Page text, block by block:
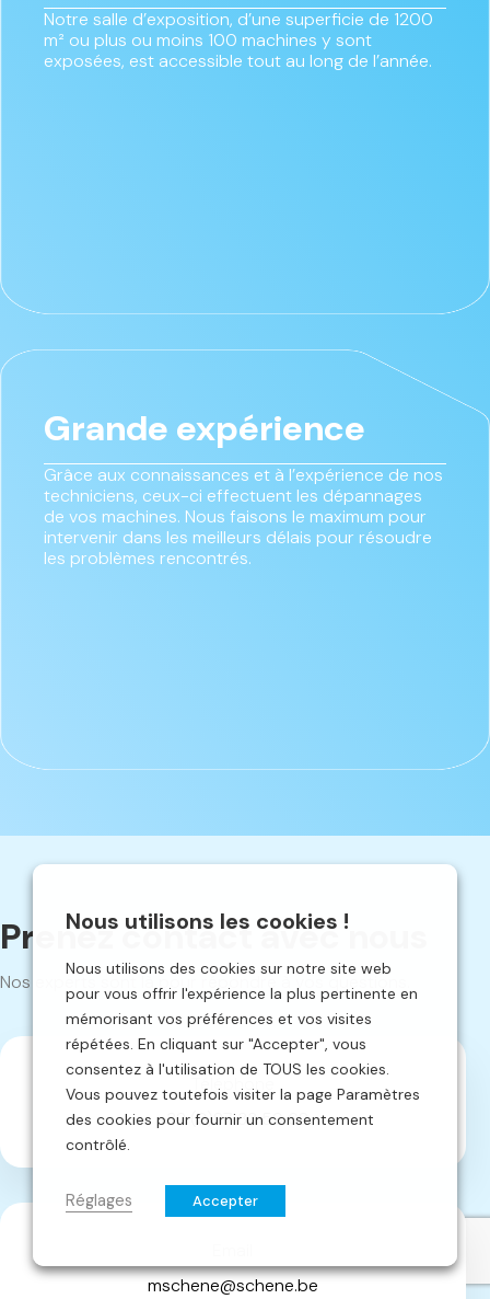
Notre salle d’exposition, d’une superficie de 1200
m² ou plus ou moins 100 machines y sont
exposées, est accessible tout au long de l’année.
Grande expérience
Grâce aux connaissances et à l’expérience de nos
techniciens, ceux-ci effectuent les dépannages
de vos machines. Nous faisons le maximum pour
intervenir dans les meilleurs délais pour résoudre
les problèmes rencontrés.
Prenez contact avec nous
Nos experts sont là pour répondre à vos questions.
Téléphone
+32 (0)87 33 59 68
mschene@schene.be
Nous utilisons les cookies !
Nous utilisons des cookies sur notre site web
pour vous offrir l'expérience la plus pertinente en
mémorisant vos préférences et vos visites
répétées. En cliquant sur "Accepter", vous
consentez à l'utilisation de TOUS les cookies.
Vous pouvez toutefois visiter la page Paramètres
des cookies pour fournir un consentement
contrôlé.
Réglages Accepter